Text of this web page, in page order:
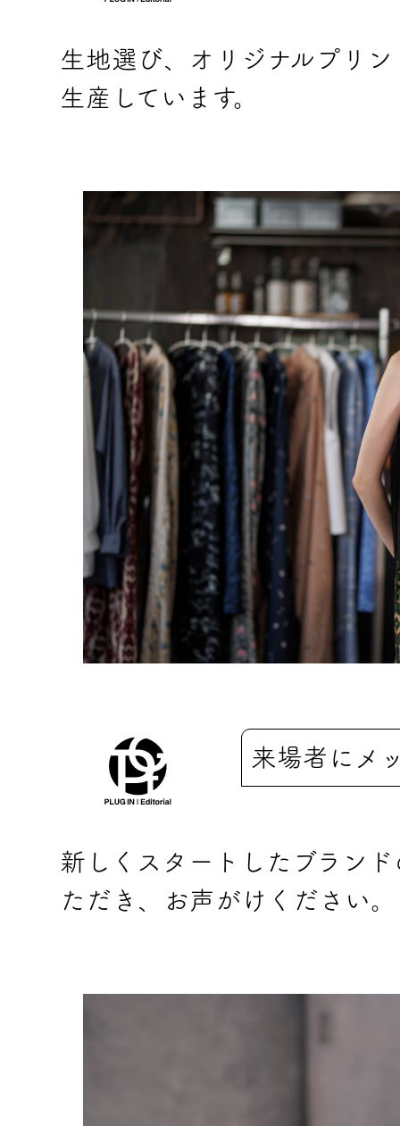
生地選び、オリジナルプリ
生産しています。
来場者にメ
新しくスタートしたブラン
ただき、お声がけください。